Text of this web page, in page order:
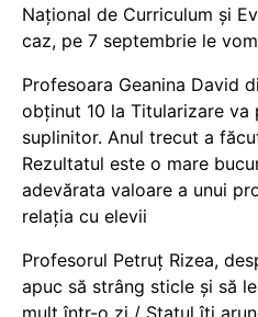
Național de Curriculum și
caz, pe 7 septembrie le
Profesoara Geanina David
obținut 10 la Titularizare va
suplinitor. Anul trecut a
Rezultatul este o mare
adevărata valoare a unui
relația cu elevii
Profesorul Petruț Rizea,
apuc să strâng sticle și să
mult într-o zi / Statul îți